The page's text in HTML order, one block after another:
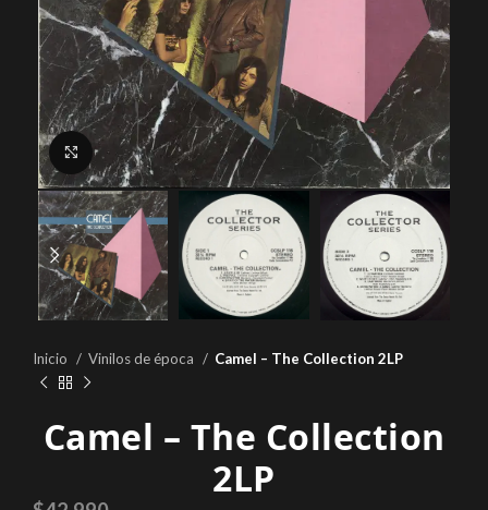
Click to enlarge
Inicio Vinilos de época Camel – The Collection 2LP
Camel – The Collection
2LP